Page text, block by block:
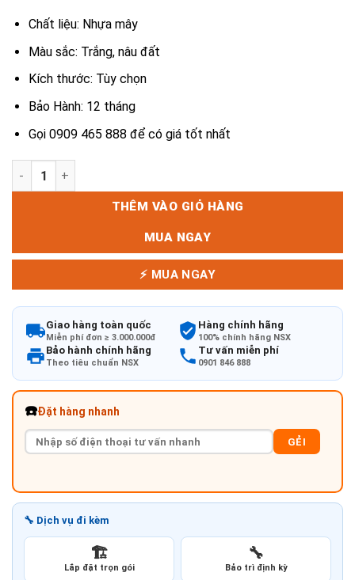
Chất liệu: Nhựa mây
Màu sắc: Trắng, nâu đất
Kích thước: Tùy chọn
Bảo Hành: 12 tháng
Gọi 0909 465 888 để có giá tốt nhất
Bộ bàn ghế nhựa giả mây số lượng
THÊM VÀO GIỎ HÀNG
MUA NGAY
⚡ MUA NGAY
Giao hàng toàn quốc
Miễn phí đơn ≥ 3.000.000đ
Hàng chính hãng
100% chính hãng NSX
Bảo hành chính hãng
Theo tiêu chuẩn NSX
Tư vấn miễn phí
0901 846 888
☎️Đặt hàng nhanh
GẺI
🔧 Dịch vụ đi kèm
🏗️
Lắp đặt trọn gói
🔧
Bảo trì định kỳ